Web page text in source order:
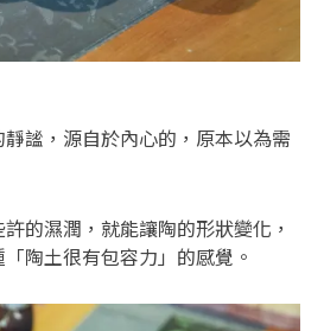
謐，源自於內心的，原本以為需
的濕潤，就能讓陶的形狀變化，
陶土很有包容力」的感覺。